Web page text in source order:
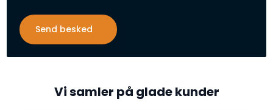
Vi samler på glade kunder​